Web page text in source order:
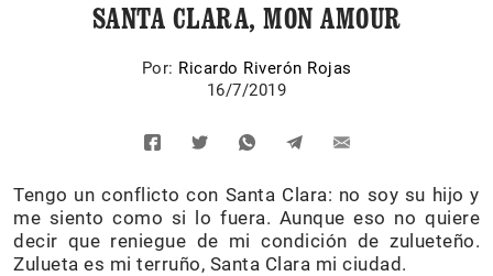
SANTA CLARA, MON AMOUR
Por: Ricardo Riverón Rojas
16/7/2019
Tengo un conflicto con Santa Clara: no soy su hijo y
me siento como si lo fuera. Aunque eso no quiere
decir que reniegue de mi condición de zulueteño.
Zulueta es mi terruño, Santa Clara mi ciudad.